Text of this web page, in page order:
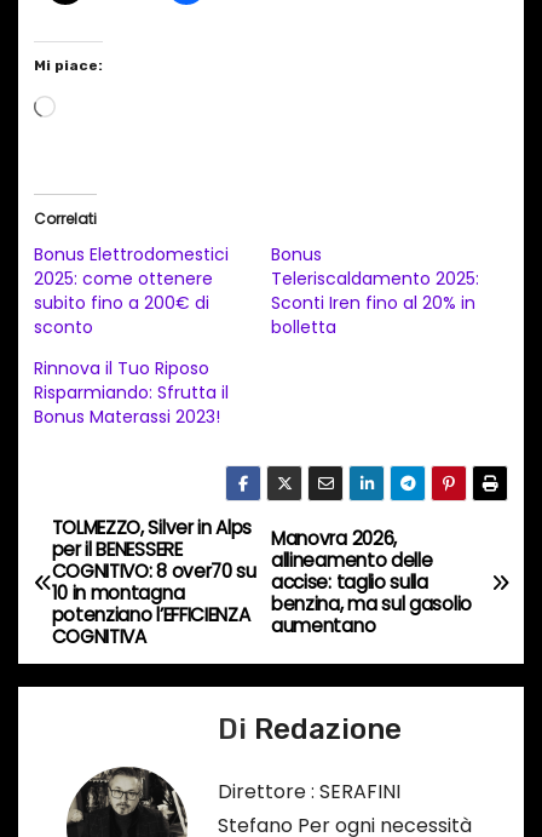
Mi piace:
C
a
m
e
n
t
c
o
r
s
o
Correlati
Bonus Elettrodomestici
2025: come ottenere
subito fino a 200€ di
sconto
Bonus
Teleriscaldamento 2025:
Sconti Iren fino al 20% in
bolletta
Rinnova il Tuo Riposo
Risparmiando: Sfrutta il
Bonus Materassi 2023!
N
a
v
i
Manovra 2026,
allineamento delle
accise: taglio sulla
benzina, ma sul gasolio
aumentano
TOLMEZZO, Silver in Alps
per il BENESSERE
COGNITIVO: 8 over70 su
10 in montagna
potenziano l’EFFICIENZA
COGNITIVA
Di Redazione
Direttore : SERAFINI
Stefano Per ogni necessità